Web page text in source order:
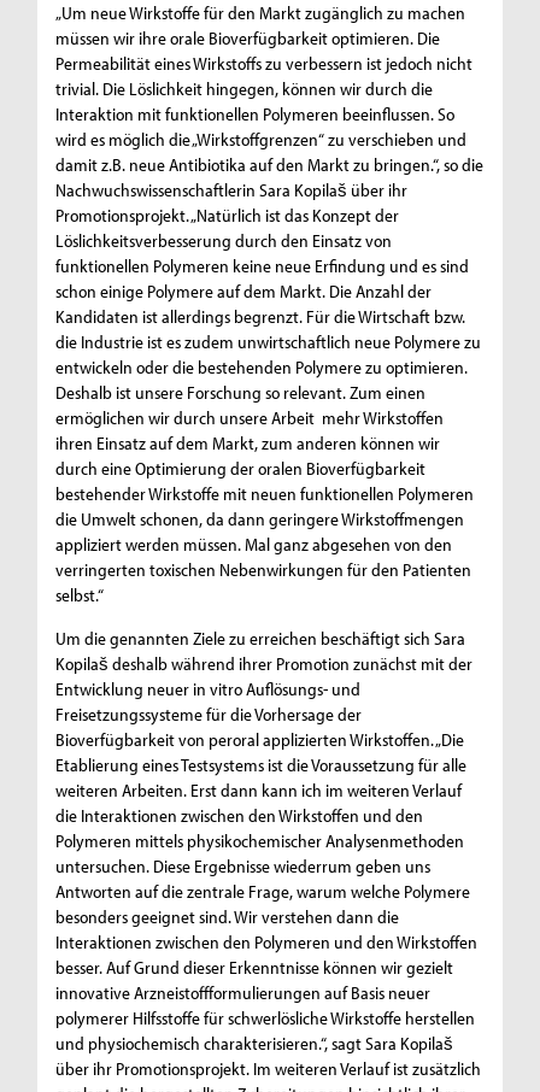
„Um neue Wirkstoffe für den Markt zugänglich zu machen
müssen wir ihre orale Bioverfügbarkeit optimieren. Die
Permeabilität eines Wirkstoffs zu verbessern ist jedoch nicht
trivial. Die Löslichkeit hingegen, können wir durch die
Interaktion mit funktionellen Polymeren beeinflussen. So
wird es möglich die „Wirkstoffgrenzen“ zu verschieben und
damit z.B. neue Antibiotika auf den Markt zu bringen.“, so die
Nachwuchswissenschaftlerin Sara Kopilaš über ihr
Promotionsprojekt. „Natürlich ist das Konzept der
Löslichkeitsverbesserung durch den Einsatz von
funktionellen Polymeren keine neue Erfindung und es sind
schon einige Polymere auf dem Markt. Die Anzahl der
Kandidaten ist allerdings begrenzt. Für die Wirtschaft bzw.
die Industrie ist es zudem unwirtschaftlich neue Polymere zu
entwickeln oder die bestehenden Polymere zu optimieren.
Deshalb ist unsere Forschung so relevant. Zum einen
ermöglichen wir durch unsere Arbeit mehr Wirkstoffen
ihren Einsatz auf dem Markt, zum anderen können wir
durch eine Optimierung der oralen Bioverfügbarkeit
bestehender Wirkstoffe mit neuen funktionellen Polymeren
die Umwelt schonen, da dann geringere Wirkstoffmengen
appliziert werden müssen. Mal ganz abgesehen von den
verringerten toxischen Nebenwirkungen für den Patienten
selbst.“
Um die genannten Ziele zu erreichen beschäftigt sich Sara
Kopilaš deshalb während ihrer Promotion zunächst mit der
Entwicklung neuer in vitro Auflösungs- und
Freisetzungssysteme für die Vorhersage der
Bioverfügbarkeit von peroral applizierten Wirkstoffen. „Die
Etablierung eines Testsystems ist die Voraussetzung für alle
weiteren Arbeiten. Erst dann kann ich im weiteren Verlauf
die Interaktionen zwischen den Wirkstoffen und den
Polymeren mittels physikochemischer Analysenmethoden
untersuchen. Diese Ergebnisse wiederrum geben uns
Antworten auf die zentrale Frage, warum welche Polymere
besonders geeignet sind. Wir verstehen dann die
Interaktionen zwischen den Polymeren und den Wirkstoffen
besser. Auf Grund dieser Erkenntnisse können wir gezielt
innovative Arzneistoffformulierungen auf Basis neuer
polymerer Hilfsstoffe für schwerlösliche Wirkstoffe herstellen
und physiochemisch charakterisieren.“, sagt Sara Kopilaš
über ihr Promotionsprojekt. Im weiteren Verlauf ist zusätzlich